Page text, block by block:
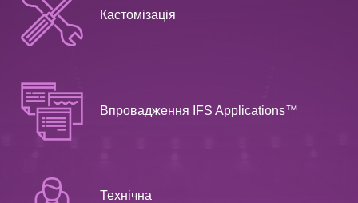
Кастомізація
Впровадження IFS Applications™
Технічна